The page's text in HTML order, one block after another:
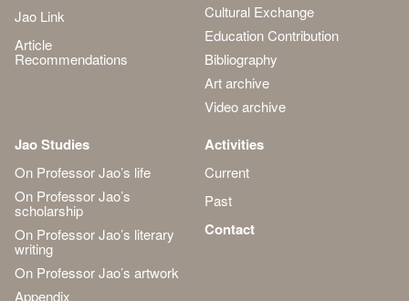
Jao Link
Article
Recommendations
Cultural Exchange
Education Contribution
Bibliography
Art archive
Video archive
Jao Studies
On Professor Jao’s life
On Professor Jao’s
scholarship
On Professor Jao’s literary
writing
On Professor Jao’s artwork
Appendix
Activities
Current
Past
Contact